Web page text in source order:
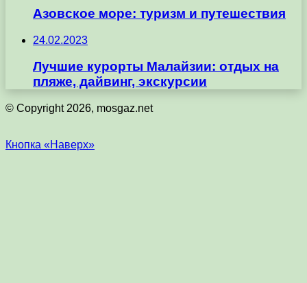
Азовское море: туризм и путешествия
24.02.2023
Лучшие курорты Малайзии: отдых на
пляже, дайвинг, экскурсии
© Copyright 2026, mosgaz.net
Кнопка «Наверх»